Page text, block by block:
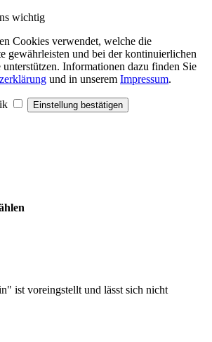
wichtig
Cookies verwendet, welche die
gewährleisten und bei der kontinuierlichen
Informationen dazu finden Sie
und in unserem Impressum.
Einstellung bestätigen
ist voreingstellt und lässt sich nicht